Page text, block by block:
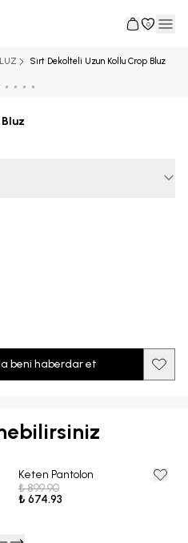
0
Sırt Dekolteli Uzun Kollu Crop Bluz
beni haberdar et
25% OFF
Keten Pantolon
₺ 899.90
₺ 674.93